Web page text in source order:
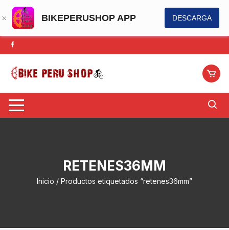
BIKEPERUSHOP APP DESCARGA
Saltar
al
contenido
RETENES36MM
Inicio / Productos etiquetados “retenes36mm”